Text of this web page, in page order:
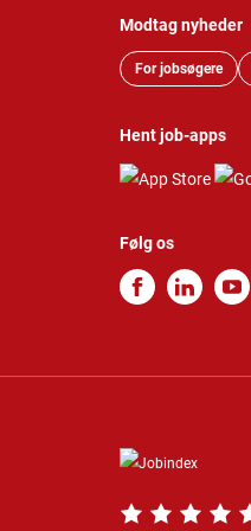
Modtag nyheder
For jobsøgere
Hent job-apps
Følg os